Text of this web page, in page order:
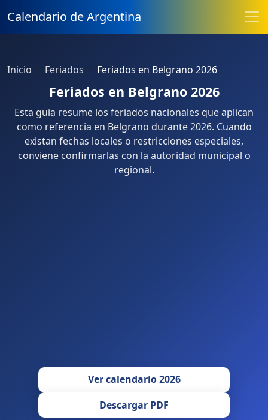
Calendario de Argentina
Inicio Feriados Feriados en Belgrano 2026
Feriados en Belgrano 2026
Esta guia resume los feriados nacionales que aplican
como referencia en Belgrano durante 2026. Cuando
existan fechas locales o restricciones especiales,
conviene confirmarlas con la autoridad municipal o
regional.
Ver calendario 2026
Descargar PDF